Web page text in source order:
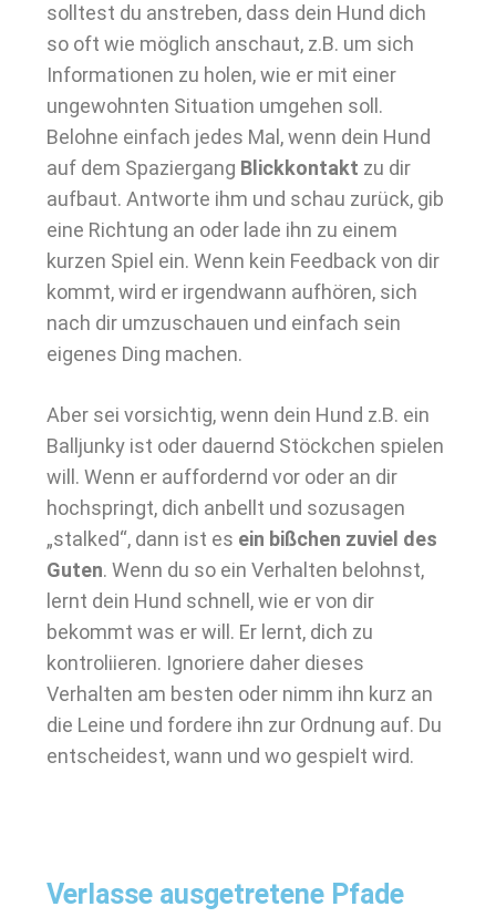
solltest du anstreben, dass dein Hund dich
so oft wie möglich anschaut, z.B. um sich
Informationen zu holen, wie er mit einer
ungewohnten Situation umgehen soll.
Belohne einfach jedes Mal, wenn dein Hund
auf dem Spaziergang Blickkontakt zu dir
aufbaut. Antworte ihm und schau zurück, gib
eine Richtung an oder lade ihn zu einem
kurzen Spiel ein. Wenn kein Feedback von dir
kommt, wird er irgendwann aufhören, sich
nach dir umzuschauen und einfach sein
eigenes Ding machen.
Aber sei vorsichtig, wenn dein Hund z.B. ein
Balljunky ist oder dauernd Stöckchen spielen
will. Wenn er auffordernd vor oder an dir
hochspringt, dich anbellt und sozusagen
„stalked“, dann ist es ein bißchen zuviel des
Guten. Wenn du so ein Verhalten belohnst,
lernt dein Hund schnell, wie er von dir
bekommt was er will. Er lernt, dich zu
kontroliieren. Ignoriere daher dieses
Verhalten am besten oder nimm ihn kurz an
die Leine und fordere ihn zur Ordnung auf. Du
entscheidest, wann und wo gespielt wird.
Verlasse ausgetretene Pfade